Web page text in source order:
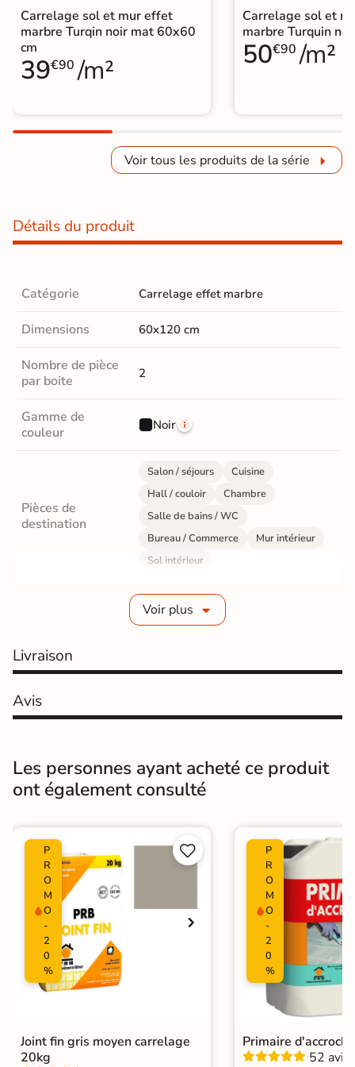
Carrelage sol et mur effet
marbre Turqin noir mat 60x60
cm
39€90 /m²
Carrelage sol et
marbre Turquin
50€90 /m²
Voir tous les produits de la série
Détails du produit
Catégorie Carrelage effet marbre
Dimensions 60x120 cm
Nombre de pièce
par boite
2
Gamme de
couleur
Noir
Pièces de
destination
Salon / séjours
Cuisine
Hall / couloir
Chambre
Salle de bains / WC
Bureau / Commerce
Mur intérieur
Sol intérieur
Grès cérame émaillé
Résistance à
GR5 - Ultra-résistant
Masse colorée Oui
rectifié
Finition Mate
Surface Lisse
Nombres de
tampons
Résistant au Gel
Plancher
Chauffant
Choix 1er Choix
Voir plus
Livraison
Avis
Les personnes ayant acheté ce produit
ont également consulté
P
R
O
M
O
-
2
0
%


Joint fin gris moyen carrelage
20kg
P
R
O
M
O
-
2
0
%
Primaire
52 avis